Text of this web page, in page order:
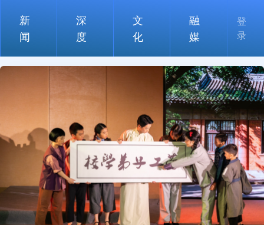
新
闻
深
度
文
化
融
媒
登
录